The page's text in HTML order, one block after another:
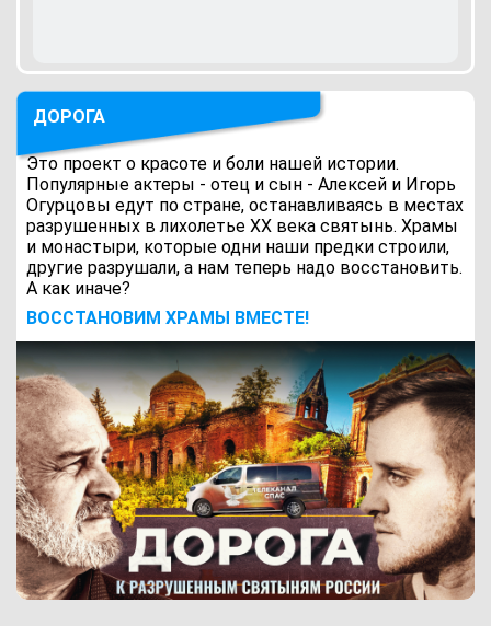
ДОРОГА
Это проект о красоте и боли нашей истории.
Популярные актеры - отец и сын - Алексей и Игорь
Огурцовы едут по стране, останавливаясь в местах
разрушенных в лихолетье ХХ века святынь. Храмы
и монастыри, которые одни наши предки строили,
другие разрушали, а нам теперь надо восстановить.
А как иначе?
ВОCСТАНОВИМ ХРАМЫ ВМЕСТЕ!